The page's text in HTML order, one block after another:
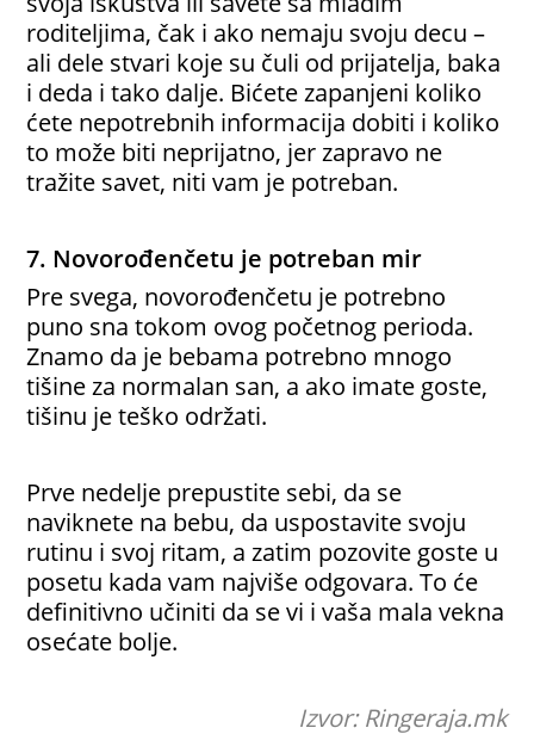
roditeljima, čak i ako nemaju svoju decu –
ali dele stvari koje su čuli od prijatelja, baka
i deda i tako dalje. Bićete zapanjeni koliko
ćete nepotrebnih informacija dobiti i koliko
to može biti neprijatno, jer zapravo ne
tražite savet, niti vam je potreban.
7. Novorođenčetu je potreban mir
Pre svega, novorođenčetu je potrebno
puno sna tokom ovog početnog perioda.
Znamo da je bebama potrebno mnogo
tišine za normalan san, a ako imate goste,
tišinu je teško održati.
Prve nedelje prepustite sebi, da se
naviknete na bebu, da uspostavite svoju
rutinu i svoj ritam, a zatim pozovite goste u
posetu kada vam najviše odgovara. To će
definitivno učiniti da se vi i vaša mala vekna
osećate bolje.
Izvor: Ringeraja.mk